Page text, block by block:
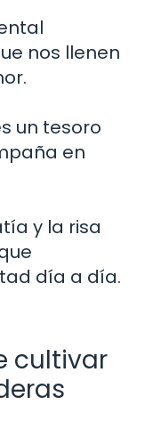
nos llenen
un tesoro
en
y la risa
día a día.
cultivar